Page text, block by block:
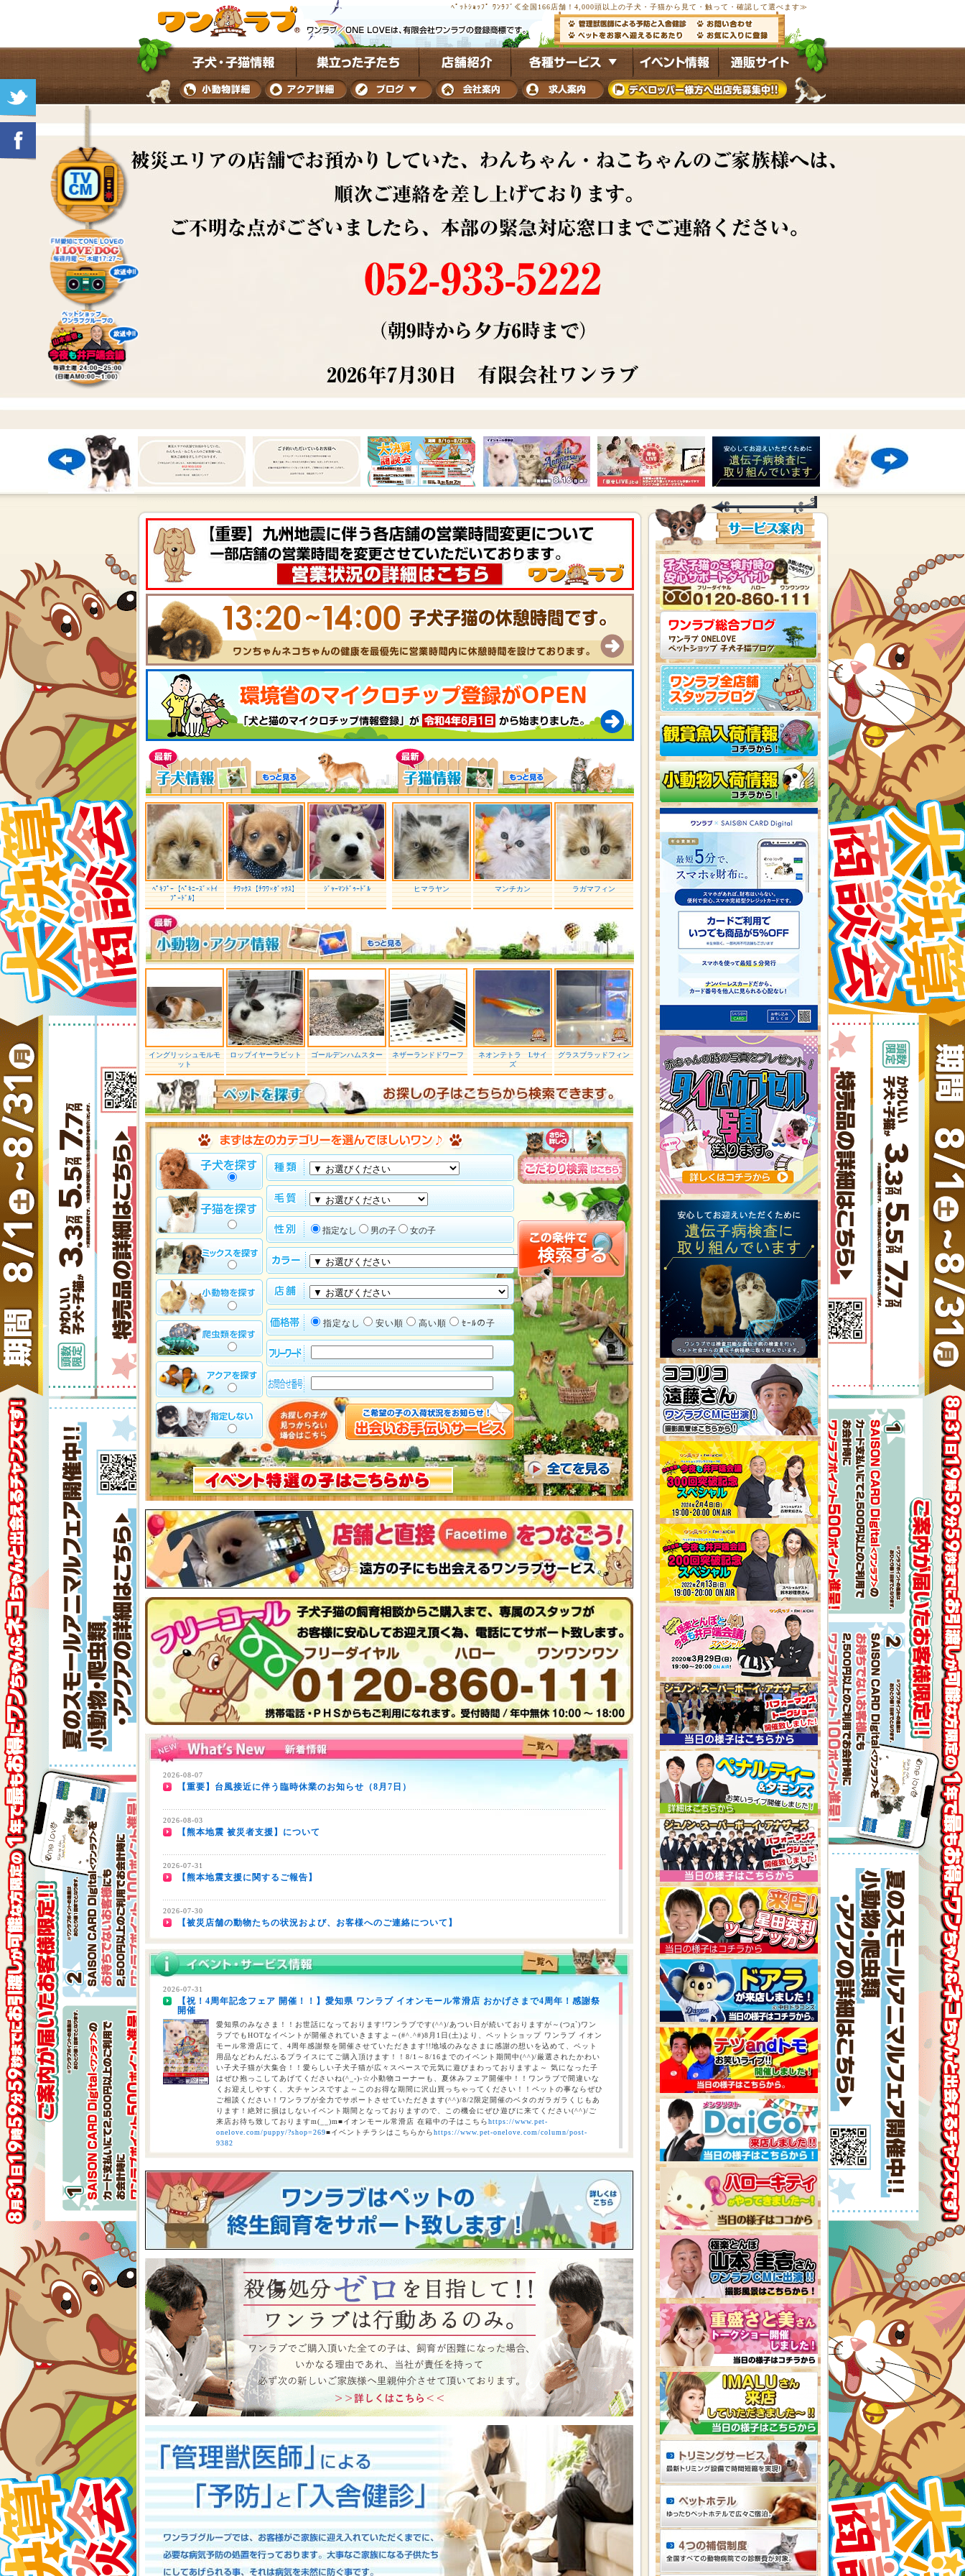
ﾍﾟｯﾄｼｮｯﾌﾟ ﾜﾝﾗﾌﾞ≪全国166店舗！4,000頭以上の子犬・子猫から見て・触って・確認して選べます≫
ﾍﾟｷﾌﾟｰ【ﾍﾟｷﾆｰｽﾞ×ﾄｲ
ﾌﾟｰﾄﾞﾙ】
ﾁﾜｯｸｽ【ﾁﾜﾜ×ﾀﾞｯｸｽ】 ｼﾞｬｰﾏﾝﾄﾞｩｰﾄﾞﾙ ヒマラヤン マンチカン ラガマフィン
イングリッシュモルモ
ット
ロップイヤーラビット ゴールデンハムスター ネザーランドドワーフ
ネオンテトラ Lサイ
ズ
グラスブラッドフィン
指定なし 男の子 女の子
指定なし 安い順 高い順 ｾｰﾙの子
2026-08-07
【重要】台風接近に伴う臨時休業のお知らせ（8月7日）
2026-08-03
【熊本地震 被災者支援】について
2026-07-31
【熊本地震支援に関するご報告】
2026-07-30
【被災店舗の動物たちの状況および、お客様へのご連絡について】
2026-07-29
熊本県を中心とする地震について
2026-07-28
【重要】熊本地震に伴う臨時休業のお知らせ（合志店・光の森店・西熊本店・はません店・宇土店）
2026-07-31
【祝！4周年記念フェア 開催！！】愛知県 ワンラブ イオンモール常滑店 おかげさまで4周年！感謝祭
開催
愛知県のみなさま！！お世話になっております!ワンラブです(^^)/あつい日が続いておりますが～(つд`)ワン
ラブでもHOTなイベントが開催されていきますよ～(#^.^#)8月1日(土)より、ペットショップ ワンラブ イオン
モール常滑店にて、4周年感謝祭を開催させていただきます!!地域のみなさまに感謝の想いを込めて、ペット
用品などわんだふるプライスにてご購入頂けます！！8/1～8/16までのイベント期間中(^^)/厳選されたかわい
い子犬子猫が大集合！！愛らしい子犬子猫が広々スペースで元気に遊びまわっておりますよ～ 気になった子
はぜひ抱っこしてあげてくださいね(^_-)-☆小動物コーナーも、夏休みフェア開催中！！ワンラブで間違いな
くお迎えしやすく、大チャンスですよ～このお得な期間に沢山買っちゃってください！！ペットの事ならぜひ
ご相談ください！ワンラブが全力でサポートさせていただきます(^^)/8/2限定開催のベタのガラガラくじもあ
ります！絶対に損はしないイベント期間となっておりますので、この機会にぜひ遊びに来てください(^^)/ご
来店お待ち致しておりますm(__)m■イオンモール常滑店 在籍中の子はこちらhttps://www.pet-
onelove.com/puppy/?shop=269■イベントチラシはこちらからhttps://www.pet-onelove.com/column/post-
9382
2026-07-31
【2026年 大決算商談会 第2弾開催！！】ワンラブ総決算 22周年祭｜大決算商談会開幕！！ 8/31お引渡
しまで
ペットショップ ワンラブ 本気の大決算商談会！！ ワンラブ看板店舗にて、ポイントプレゼントキャンペー
ンがスタート！！ 2026年8月1日にLINE配信されておりますクーポンを2,500円以上のお会計時にご利用頂
くと、ワンラブポイントをプレゼント！！まだ会員アプリをご利用中でない方は、店頭で会員アプリを取得頂
くとクーポンが配信されますので、最寄店舗にてぜひご確認ください！！※ワンラブ看板店舗が対象※ 小動
くださいね イベント内容はこちら
https://www.pet-onelove.com/column/post-9344/
2026-07-24
【大決算2026開催！！】香川県 ワンラブ イオンタウン宇多津店＆ゆめタウン三豊店 一年で一番お得な
大決算フェア開催中！！7/25～8/9まで｜ワンラブグループ
香川県のみなさま、お世話になっております！！7月25日(土)より、ペットショップ ワンラブ イオンタウン宇
多津店、ゆめタウン三豊店合同にて、大決算フェアを開催させていただきます！！7/25～8/9までのイベント
期間中(^^)/厳選されたかわいい子犬子猫が大集合！！今年もぜひ遊びに来てください(^^)/ペット用品も専門
店として、品揃え豊富に取り揃えで、わんだふるプライスとなっております♪愛らしい子犬子猫が広々スペー
スで元気に遊びまわっておりますよ～ 気になった子はぜひ抱っこしてあげてくださいね(^_-)-☆一年で一番！
お迎えのチャンスですよ～このお得な期間に沢山買っちゃってください！！ペットの事ならぜひご相談くださ
い！ワンラブが全力でサポートさせていただきます(^^)/改めまして、地域の皆様に愛されるペットショップ
としてスタッフ一同頑張ってまいりますm(__)m ■ゆめタウン三豊店 在籍中の子はこちら https://www.pet-
2026-07-17
【Meet Your New Family Fes 開催！！】長野県 ワンラブ アリオ上田店 動物大集合イベント開催！！
7/18～8/2まで｜ワンラブグループ
長野のみなさま！！お世話になっております!ワンラブです(^^)/暑い日も多くなってまいりましたね 熱中症に
は注意しましょう！！ワンラブでもHOTなイベントが開催されていきますよ～(#^.^#)7月18日(土)より、ペッ
トショップ ワンラブ アリオ上田店にて、ペットイベントを開催させていただきます！！地域のみなさまに感
謝の想いを込めて、ペット用品などわんだふるプライスにてご購入頂けます！！7/18～8/2までのイベント期
間中(^^)/厳選されたかわいい子犬子猫が大集合！！愛らしい子犬子猫が広々スペースで元気に遊びまわって
おりますよ～ 気になった子はぜひ抱っこしてあげてくださいね(^_-)-☆大決算商談会も開催されておりますの
で、ワンラブで間違いなくお迎えしやすく、大チャンスですよ～このお得な期間に沢山買っちゃってくださ